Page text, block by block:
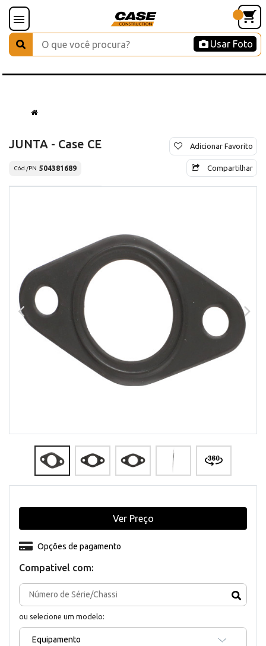
Usar Foto
JUNTA - Case CE
Cód./PN 504381689
Adicionar Favorito
Compartilhar
Compativel com:
ou selecione um modelo:
Equipamento
Opções de pagamento
Ver Preço